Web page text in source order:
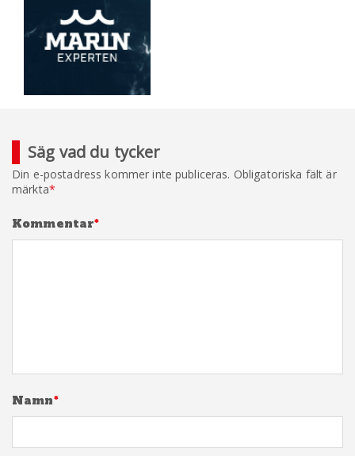
Säg vad du tycker
Din e-postadress kommer inte publiceras. Obligatoriska fält är
märkta*
Kommentar*
Namn*